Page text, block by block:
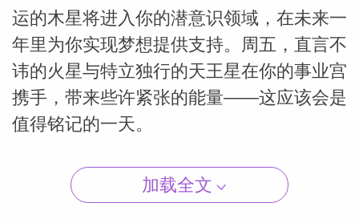
（Susan
运的木星将进入你的潜意识领域，在未来一
年里为你实现梦想提供支持。周五，直言不
讳的火星与特立独行的天王星在你的事业宫
携手，带来些许紧张的能量——这应该会是
值得铭记的一天。
加载全文